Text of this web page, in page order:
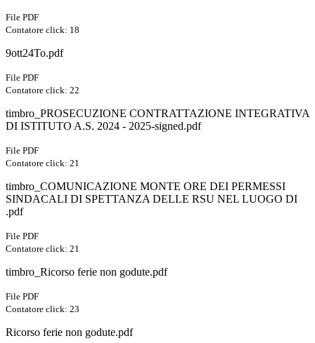
File PDF
Contatore click: 18
9ott24To.pdf
File PDF
Contatore click: 22
timbro_PROSECUZIONE CONTRATTAZIONE INTEGRATIVA
DI ISTITUTO A.S. 2024 - 2025-signed.pdf
File PDF
Contatore click: 21
timbro_COMUNICAZIONE MONTE ORE DEI PERMESSI
SINDACALI DI SPETTANZA DELLE RSU NEL LUOGO DI
.pdf
File PDF
Contatore click: 21
timbro_Ricorso ferie non godute.pdf
File PDF
Contatore click: 23
Ricorso ferie non godute.pdf